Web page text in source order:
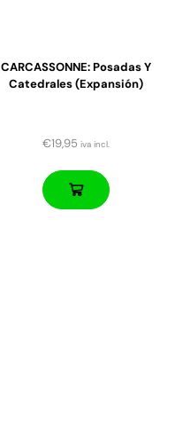
CARCASSONNE: Posadas Y
Catedrales (expansión)
€19,95 iva incl.